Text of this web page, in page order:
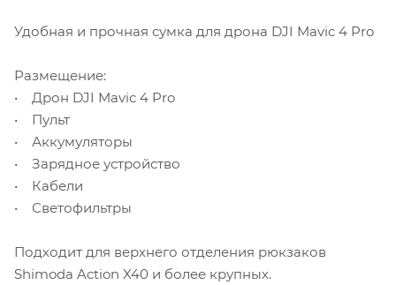
Удобная и прочная сумка для дрона DJI Mavic 4 Pro
Размещение:
• Дрон DJI Mavic 4 Pro
• Пульт
• Аккумуляторы
• Зарядное устройство
• Кабели
• Светофильтры
Подходит для верхнего отделения рюкзаков
Shimoda Action X40 и более крупных.